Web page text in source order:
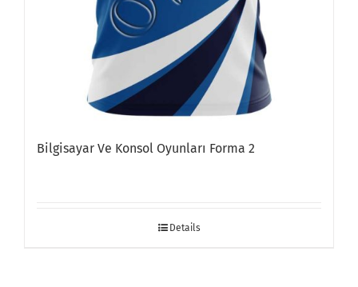
Bilgisayar Ve Konsol Oyunları Forma 2
Details